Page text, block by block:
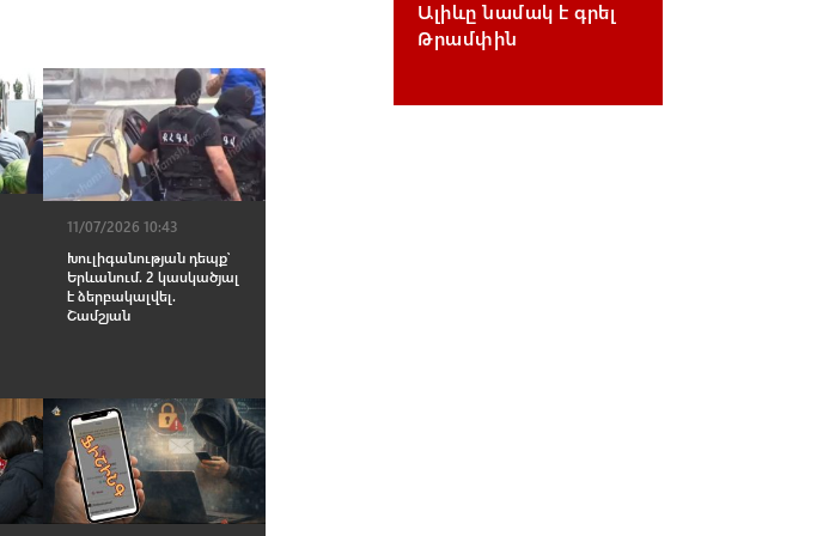
11/07/2026 10:43
Խուլիգանության դեպք՝
Երևանում. 2 կասկածյալ
է ձերբակալվել.
Շամշյան
Ալիևը նամակ է գրել
Թրամփին